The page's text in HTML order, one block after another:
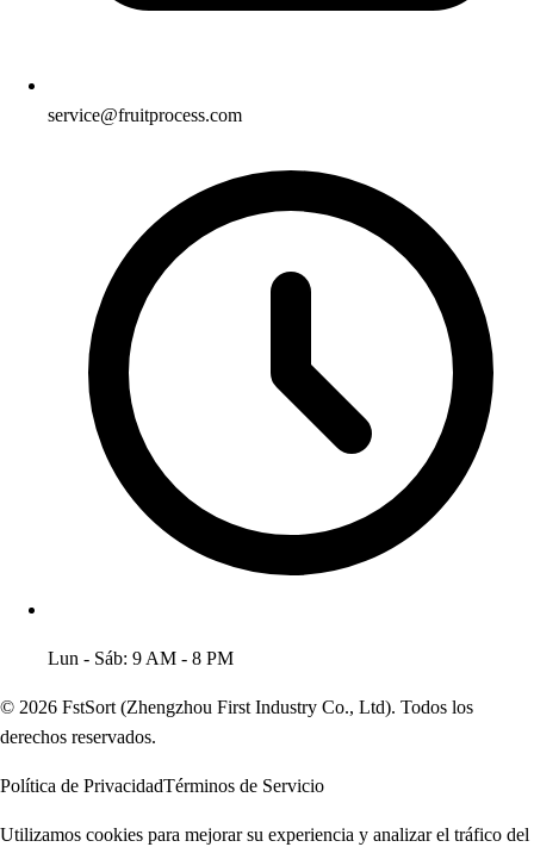
service@fruitprocess.com
Lun - Sáb: 9 AM - 8 PM
© 2026 FstSort (Zhengzhou First Industry Co., Ltd). Todos los
derechos reservados.
Política de PrivacidadTérminos de Servicio
Utilizamos cookies para mejorar su experiencia y analizar el tráfico del